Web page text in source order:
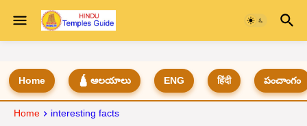
Home 🛕 ఆలయాలు ENG हिंदी పంచాంగం
Home interesting facts